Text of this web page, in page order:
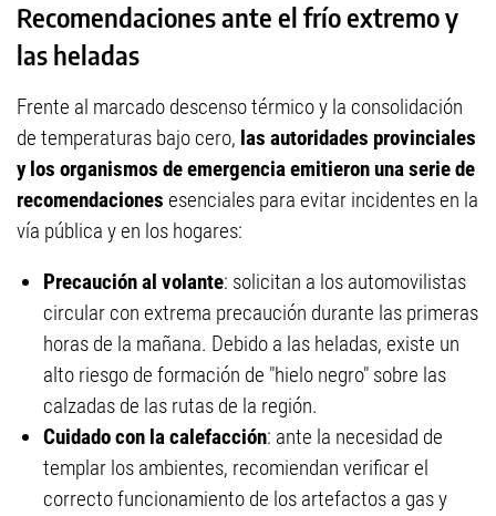
Recomendaciones ante el frío extremo y
las heladas
Frente al marcado descenso térmico y la consolidación
de temperaturas bajo cero, las autoridades provinciales
y los organismos de emergencia emitieron una serie de
recomendaciones esenciales para evitar incidentes en la
vía pública y en los hogares:
Precaución al volante: solicitan a los automovilistas
circular con extrema precaución durante las primeras
horas de la mañana. Debido a las heladas, existe un
alto riesgo de formación de "hielo negro" sobre las
calzadas de las rutas de la región.
Cuidado con la calefacción: ante la necesidad de
templar los ambientes, recomiendan verificar el
correcto funcionamiento de los artefactos a gas y